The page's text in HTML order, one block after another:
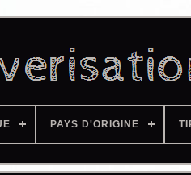
PAYS D'ORIGINE